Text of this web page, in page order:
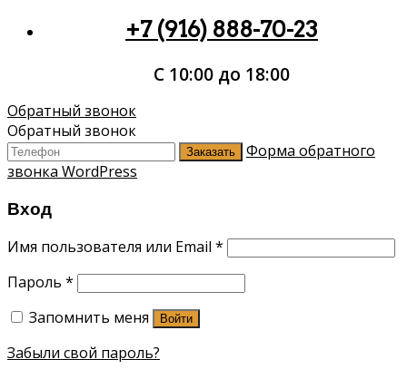
+7 (916) 888-70-23
С 10:00 до 18:00
Обратный звонок
Обратный звонок
Заказать
Форма обратного
звонка WordPress
Вход
Имя пользователя или Email *
Пароль *
Запомнить меня
Войти
Забыли свой пароль?